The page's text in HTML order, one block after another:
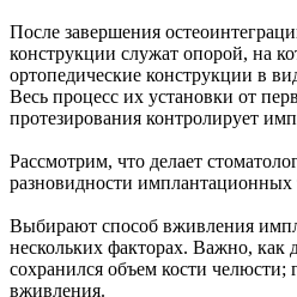
После завершения
конструкции служат опорой, на
ортопедические конструкции в
Весь процесс их установки от
протезирования контролирует
Рассмотрим, что делает
разновидности
Выбирают способ вживления
нескольких факторах. Важно, как
сохранился объем кости челюсти;
вживления.